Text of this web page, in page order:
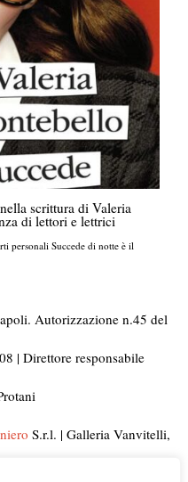
scrittura di Valeria
di lettori e lettrici
personali Succede di notte è il
Autorizzazione n.45 del
| Direttore responsabile
S.r.l. | Galleria Vanvitelli,